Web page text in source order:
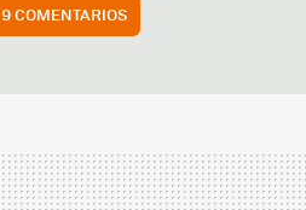
9 COMENTARIOS